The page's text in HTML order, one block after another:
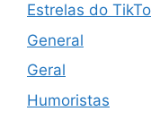
Estrelas do
General
Geral
Humoristas